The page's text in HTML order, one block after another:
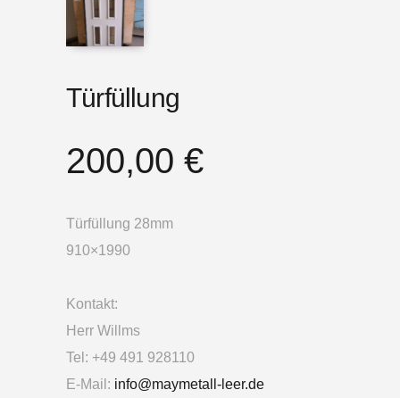
Türfüllung
200,00 €
Türfüllung 28mm
910×1990
Kontakt:
Herr Willms
Tel: +49 491 928110
E-Mail: info@maymetall-leer.de